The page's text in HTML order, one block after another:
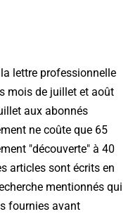
lettre professionnelle
mois de juillet et août
aux abonnés
ne coûte que 65
"découverte" à 40
articles sont écrits en
mentionnés qui
fournies avant